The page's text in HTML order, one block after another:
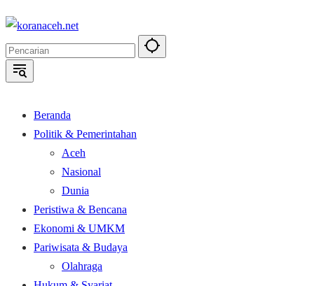
Langsung
konten
Beranda
Politik & Pemerintahan
Aceh
Nasional
Dunia
Peristiwa & Bencana
Ekonomi & UMKM
Pariwisata & Budaya
Olahraga